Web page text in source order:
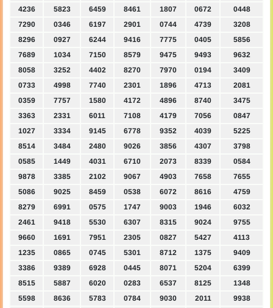
4236
5823 6459 8461 1807 0672
0448
7290
0346 6197 2901 0744 4739
3208
8296
0927 6244 9416 7775 0405
5856
7689
1034 7150 8579 9475 9493
9632
8058
3252 4402 8270 7970 0194
3409
0733
4998 7740 2301 1896 4713
2081
0359
7757 1580 4172 4896 8740
3475
3363
2331 6011 7108 4179 7056
0847
1027
3334 9145 6778 9352 4039
5225
8514
3484 2480 9026 3856 4307
3798
0585
1449 4031 6710 2073 8339
0584
9878
3385 2102 9067 4903 7658
7655
5086
9025 8459 0538 6072 8616
4759
8279
6991 0575 1747 9003 1946
6032
2461
9418 5530 6307 8315 9024
9755
9660
1691 7951 2305 0827 5427
4113
1235
0865 0745 5301 8712 1375
9409
3386
9389 6928 0445 8071 5204
6399
8515
5887 6020 0283 6537 8125
1348
5598
8636 5783 0784 9030 2011
9938